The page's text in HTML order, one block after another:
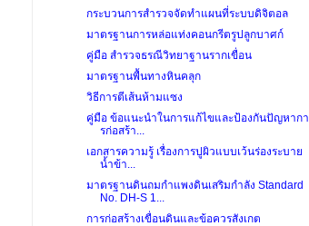
กระบวนการสำรวจจัดทำแผนที่ระบบดิจิตอล
มาตรฐานการหล่อแท่งคอนกรีตรูปลูกบาศก์
คู่มือ สำรวจธรณีวิทยาฐานรากเขื่อน
มาตรฐานพื้นทางหินคลุก
วิธีการตีเส้นห้ามแซง
คู่มือ ข้อแนะนำในการแก้ไขและป้องกันปัญหากา
รก่อสร้า...
เอกสารความรู้ เรื่องการปูผิวแบบเว้นร่องระบาย
น้ำข้า...
มาตรฐานดินถมกำแพงดินเสริมกำลัง Standard
No. DH-S 1...
การก่อสร้างเขื่อนดินและข้อควรสังเกต